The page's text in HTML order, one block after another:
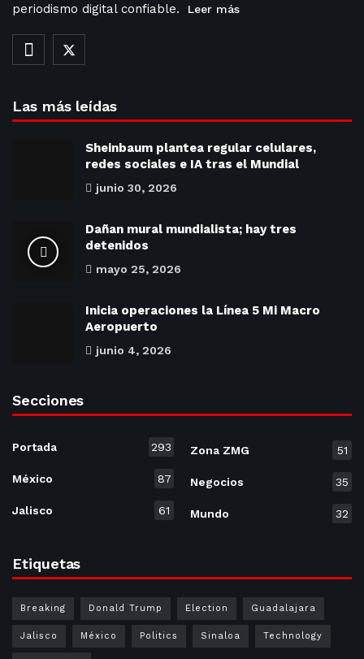
periodismo digital confiable.
Leer más
Las más leídas
Sheinbaum plantea regular celulares,
redes sociales e IA tras el Mundial
junio 30, 2026
Dañan mural mundialista; hay tres
detenidos
mayo 25, 2026
Inicia operaciones la Línea 5 Mi Macro
Aeropuerto
junio 4, 2026
Secciones
Portada 293
México 87
Jalisco 61
Zona ZMG 51
Negocios 35
Mundo 32
Etiquetas
Breaking Donald Trump Election Guadalajara
Jalisco México Politics Sinaloa Technology